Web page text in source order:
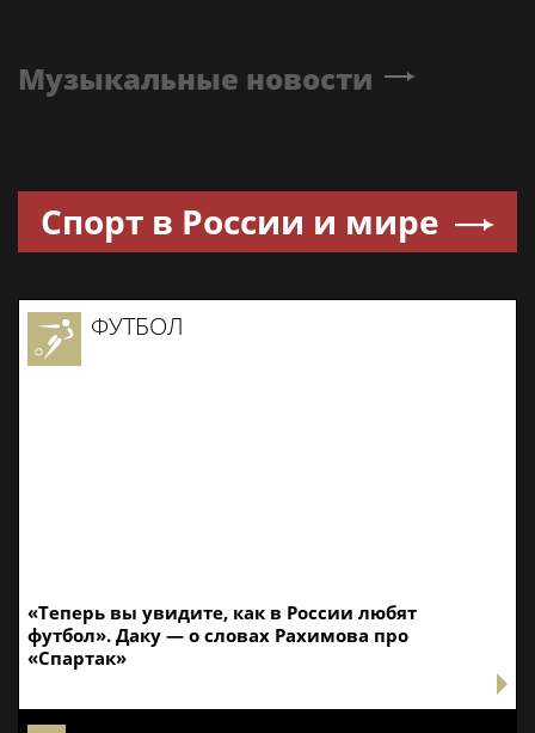
Музыкальные новости
Спорт в России и мире
«Теперь вы увидите, как в России любят
футбол». Даку — о словах Рахимова про
«Спартак»
ФУТБОЛ